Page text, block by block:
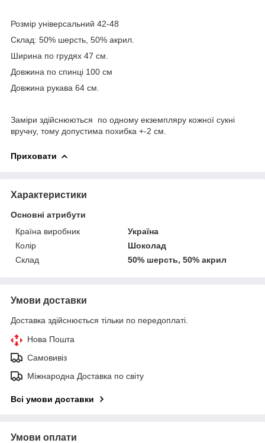
Розмір універсальний 42-48
Склад: 50% шерсть, 50% акрил.
Ширина по грудях 47 см.
Довжина по спинці 100 см
Довжина рукава 64 см.
Заміри здійснюються по одному екземпляру кожної сукні
вручну, тому допустима похибка +-2 см.
Приховати
Характеристики
Основні атрибути
Країна виробник
Україна
Колір
Шоколад
Склад
50% шерсть, 50% акрил
Умови доставки
Доставка здійснюється тільки по передоплаті.
Нова Пошта
Самовивіз
Міжнародна Доставка по світу
Всі умови доставки
Умови оплати